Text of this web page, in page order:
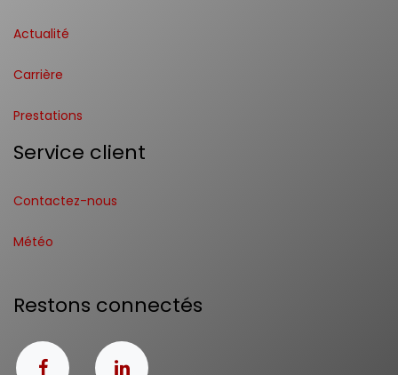
Actualité
Carrière
Prestations
Service client
Contactez-nous
Météo
Restons connectés